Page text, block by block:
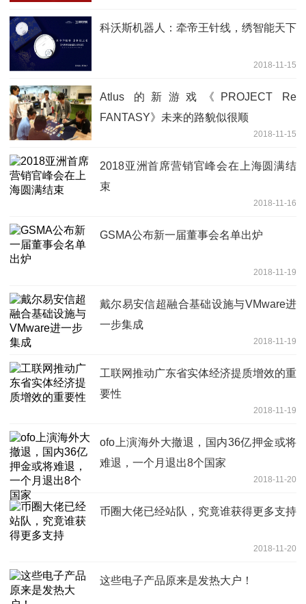
科沃斯机器人：牵帝王针线，绣智能天下
2018-11-15
Atlus 的新游戏《PROJECT Re
FANTASY》未来的路貌似很顺
2018-11-15
2018亚洲首席营销官峰会在上海圆满结
束
2018-11-16
GSMA公布新一届董事会名单出炉
2018-11-19
戴尔易安信超融合基础设施与VMware进
一步集成
2018-11-19
工联网推动广东省实体经济提质增效的重
要性
2018-11-19
ofo上演海外大撤退，国内36亿押金或将
难退，一个月退出8个国家
2018-11-20
币圈大佬已经站队，究竟谁获得更多支持
2018-11-20
这些电子产品原来是发热大户！